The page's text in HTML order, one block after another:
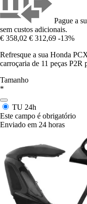
Pague a
sem custos adicionais.
€ 358,02 € 312,69 -13%
Refresque a sua Honda
carroçaria de 11 peças
Tamanho
*
TU 24h
Este campo é obrigatório
Enviado em 24 horas